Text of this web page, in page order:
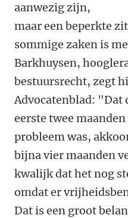
aanwezig zijn,
maar een beperkte
sommige zaken is
Barkhuysen,
bestuursrecht, zegt
Advocatenblad: "Dat
eerste twee
probleem was,
bijna vier maanden
kwalijk dat het nog
omdat er
Dat is een groot